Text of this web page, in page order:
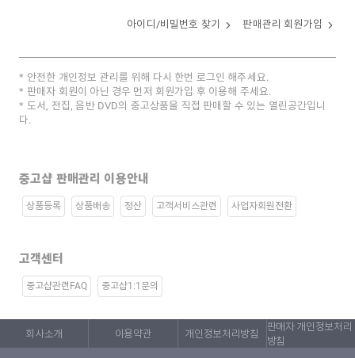
아이디/비밀번호 찾기 판매관리 회원가입
안전한 개인정보 관리를 위해 다시 한번 로그인 해주세요.
판매자 회원이 아닌 경우 먼저 회원가입 후 이용해 주세요.
도서, 전집, 음반 DVD의 중고상품을 직접 판매할 수 있는 열린공간입니
다.
중고샵 판매관리 이용안내
상품등록 상품배송 정산 고객서비스관련 사업자회원전환
고객센터
중고샵관련FAQ 중고샵1:1문의
회사소개 이용약관 개인정보처리방침
판매자 개인정보처리
방침